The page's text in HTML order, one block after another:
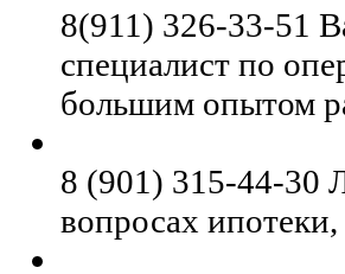
8(911) 326-33-51
специалист по
большим опытом
8 (901) 315-44-30
вопросах ипотеки,